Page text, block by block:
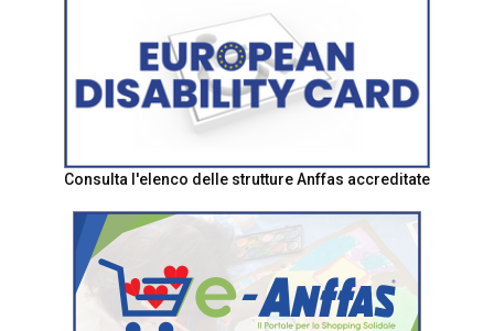
Consulta l'elenco delle strutture Anffas accreditate